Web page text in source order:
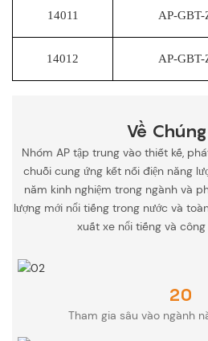
14011 AP-GBT-
14012 AP-GBT-
Về
Nhóm AP tập trung vào thiết kế,
chuỗi cung ứng kết nối điện năng
năm kinh nghiệm trong ngành và
lượng mới nổi tiếng trong nước và
xuất xe nổi tiếng và
20
Tham gia sâu vào ngành